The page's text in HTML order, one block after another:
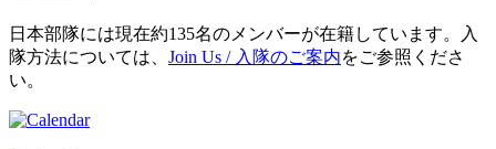
日本部隊には現在約135名のメンバーが在籍しています。入
隊方法については、 Join Us / 入隊のご案内をご参照くださ
い。